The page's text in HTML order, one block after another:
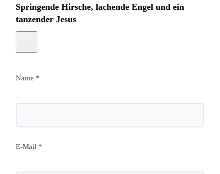
Springende Hirsche, lachende Engel und ein
tanzender Jesus
Name *
E-Mail *